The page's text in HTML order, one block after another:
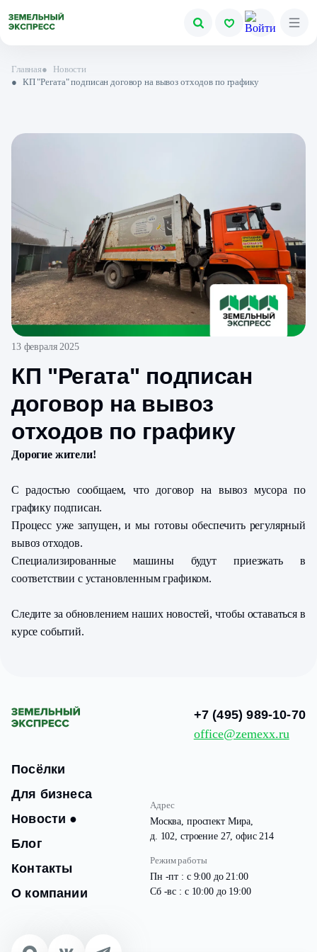
Главная●
Новости
● КП "Регата" подписан договор на вывоз отходов по графику
13 февраля 2025
КП "Регата" подписан
договор на вывоз
отходов по графику
Дорогие жители!
С радостью сообщаем, что договор на вывоз мусора по
графику подписан.
Процесс уже запущен, и мы готовы обеспечить регулярный
вывоз отходов.
Специализированные машины будут приезжать в
соответствии с установленным графиком.
Следите за обновлением наших новостей, чтобы оставаться в
курсе событий.
Посёлки
Для бизнеса
Новости ●
Блог
Контакты
О компании
Адрес
Москва, проспект Мира,
д. 102, строение 27, офис 214
Режим работы
Пн -пт : с 9:00 до 21:00
Сб -вс : с 10:00 до 19:00
+7 (495) 989-10-70
office@zemexx.ru